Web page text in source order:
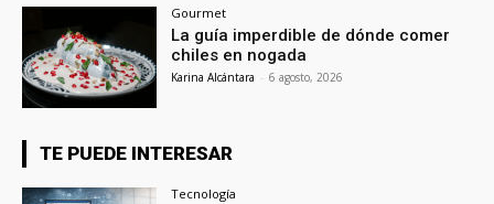
Gourmet
La guía imperdible de dónde comer
chiles en nogada
Karina Alcántara - 6 agosto, 2026
TE PUEDE INTERESAR
Tecnología